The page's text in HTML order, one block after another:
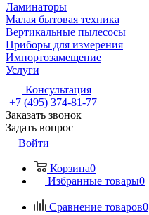
Ламинаторы
Малая бытовая техника
Вертикальные пылесосы
Приборы для измерения
Импортозамещение
Услуги
Консультация
+7 (495) 374-81-77
Заказать звонок
Задать вопрос
Войти
Корзина0
Избранные товары0
Сравнение товаров0